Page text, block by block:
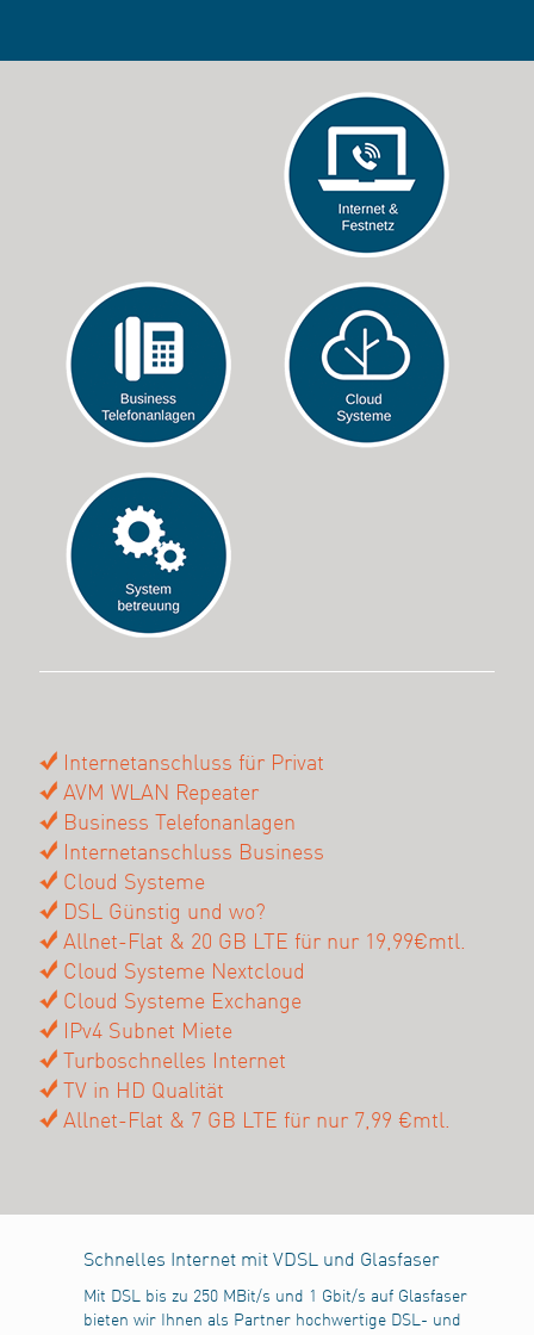
Internetanschluss für Privat
AVM WLAN Repeater
Business Telefonanlagen
Internetanschluss Business
Cloud Systeme
DSL Günstig und wo?
Allnet-Flat & 20 GB LTE für nur 19,99€mtl.
Cloud Systeme Nextcloud
Cloud Systeme Exchange
IPv4 Subnet Miete
Turboschnelles Internet
TV in HD Qualität
Allnet-Flat & 7 GB LTE für nur 7,99 €mtl.
Schnelles Internet mit VDSL und Glasfaser
Mit DSL bis zu 250 MBit/s und 1 Gbit/s auf Glasfaser
bieten wir Ihnen als Partner hochwertige DSL- und